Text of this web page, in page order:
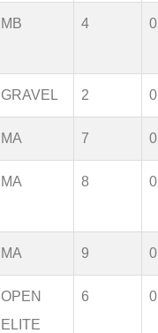
MB 4
GRAVEL 2
MA 7
MA 8
MA 9
OPEN
ELITE
6